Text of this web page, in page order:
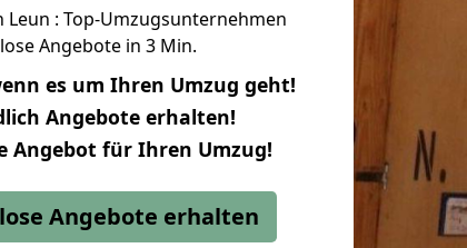
: Top-Umzugsunternehmen
Angebote in 3 Min.
es um Ihren Umzug geht!
Angebote erhalten!
Angebot für Ihren Umzug!
Angebote erhalten